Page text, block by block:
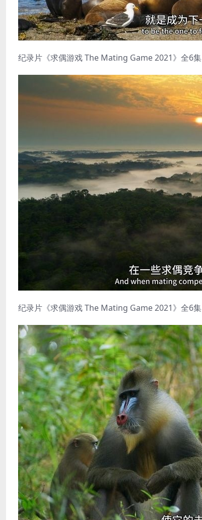
纪录片《求偶游戏 The Mating Game 2021》全6集
纪录片《求偶游戏 The Mating Game 2021》全6集